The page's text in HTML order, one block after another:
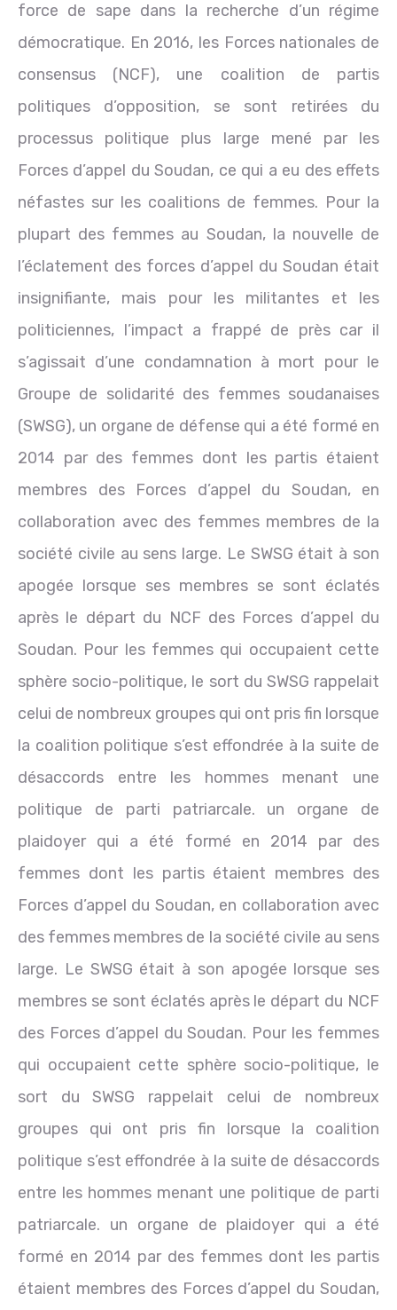
force de sape dans la recherche d’un régime
démocratique. En 2016, les Forces nationales de
consensus (NCF), une coalition de partis
politiques d’opposition, se sont retirées du
processus politique plus large mené par les
Forces d’appel du Soudan, ce qui a eu des effets
néfastes sur les coalitions de femmes. Pour la
plupart des femmes au Soudan, la nouvelle de
l’éclatement des forces d’appel du Soudan était
insignifiante, mais pour les militantes et les
politiciennes, l’impact a frappé de près car il
s’agissait d’une condamnation à mort pour le
Groupe de solidarité des femmes soudanaises
(SWSG), un organe de défense qui a été formé en
2014 par des femmes dont les partis étaient
membres des Forces d’appel du Soudan, en
collaboration avec des femmes membres de la
société civile au sens large. Le SWSG était à son
apogée lorsque ses membres se sont éclatés
après le départ du NCF des Forces d’appel du
Soudan. Pour les femmes qui occupaient cette
sphère socio-politique, le sort du SWSG rappelait
celui de nombreux groupes qui ont pris fin lorsque
la coalition politique s’est effondrée à la suite de
désaccords entre les hommes menant une
politique de parti patriarcale. un organe de
plaidoyer qui a été formé en 2014 par des
femmes dont les partis étaient membres des
Forces d’appel du Soudan, en collaboration avec
des femmes membres de la société civile au sens
large. Le SWSG était à son apogée lorsque ses
membres se sont éclatés après le départ du NCF
des Forces d’appel du Soudan. Pour les femmes
qui occupaient cette sphère socio-politique, le
sort du SWSG rappelait celui de nombreux
groupes qui ont pris fin lorsque la coalition
politique s’est effondrée à la suite de désaccords
entre les hommes menant une politique de parti
patriarcale. un organe de plaidoyer qui a été
formé en 2014 par des femmes dont les partis
étaient membres des Forces d’appel du Soudan,